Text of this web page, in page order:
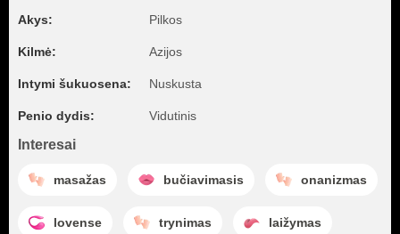
Akys: Pilkos
Kilmė: Azijos
Intymi šukuosena: Nuskusta
Penio dydis: Vidutinis
Interesai
masažas bučiavimasis onanizmas
lovense trynimas laižymas